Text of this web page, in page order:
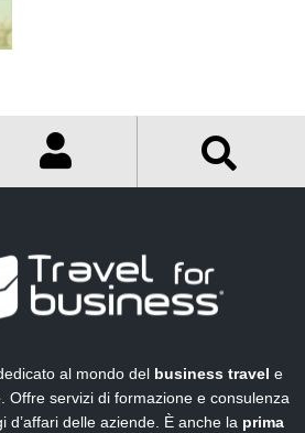
al mondo del business travel e
. Offre servizi di formazione e consulenza
d’affari delle aziende. È anche la prima